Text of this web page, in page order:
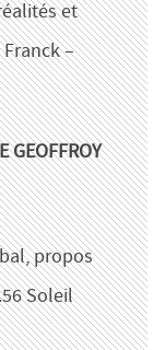
et
–
GEOFFROY
propos
Soleil